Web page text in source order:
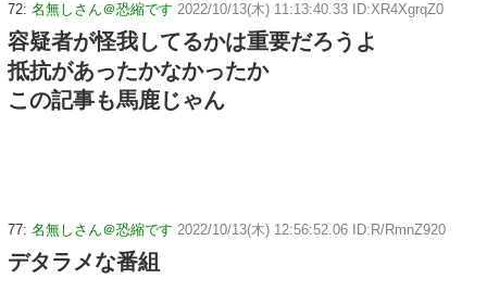
72: 名無しさん＠恐縮です 2022/10/13(木) 11:13:40.33 ID:XR4XgrqZ0
容疑者が怪我してるかは重要だろうよ
抵抗があったかなかったか
この記事も馬鹿じゃん
77: 名無しさん＠恐縮です 2022/10/13(木) 12:56:52.06 ID:R/RmnZ920
デタラメな番組